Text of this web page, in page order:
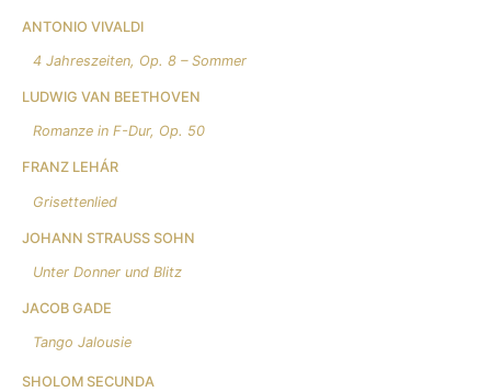
ANTONIO VIVALDI
4 Jahreszeiten, Op. 8 – Sommer
LUDWIG VAN BEETHOVEN
Romanze in F-Dur, Op. 50
FRANZ LEHÁR
Grisettenlied
JOHANN STRAUSS SOHN
Unter Donner und Blitz
JACOB GADE
Tango Jalousie
SHOLOM SECUNDA